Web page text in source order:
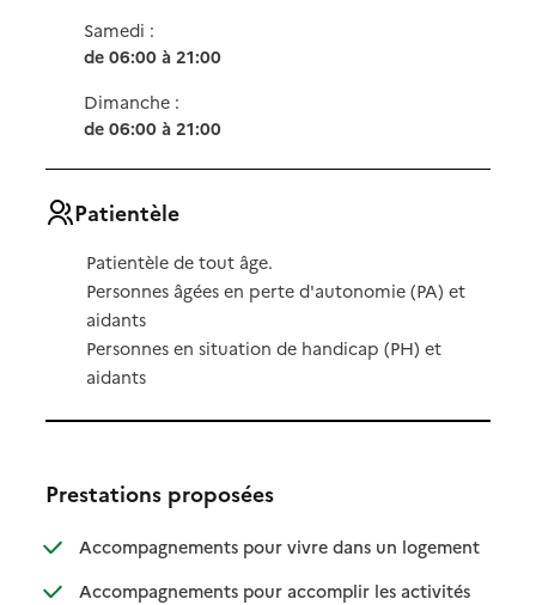
Samedi :
de 06:00 à 21:00
Dimanche :
de 06:00 à 21:00
Patientèle
Patientèle de tout âge.
Personnes âgées en perte d'autonomie (PA) et
aidants
Personnes en situation de handicap (PH) et
aidants
Prestations proposées
Accompagnements pour vivre dans un logement
:
: non
Accompagnements pour accomplir les activités